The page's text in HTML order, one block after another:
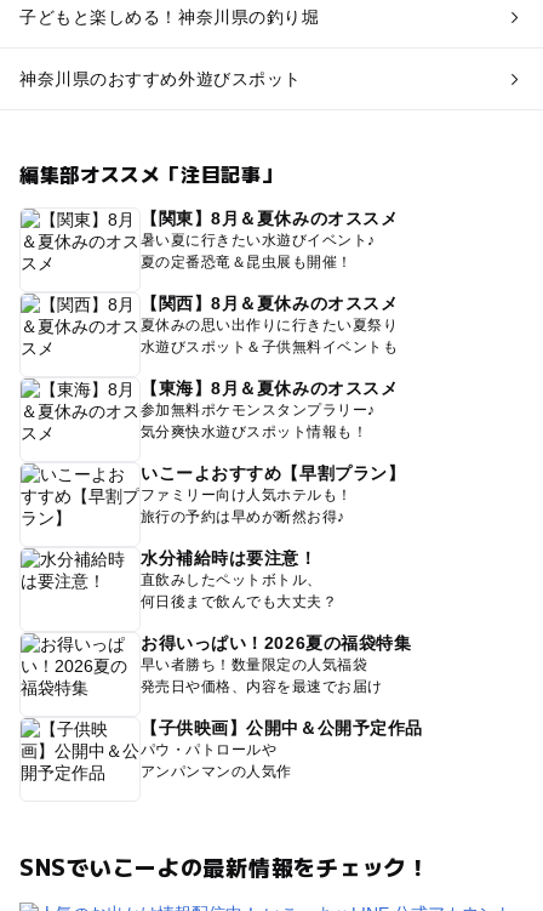
子どもと楽しめる！神奈川県の釣り堀
神奈川県のおすすめ外遊びスポット
編集部オススメ「注目記事」
【関東】8月＆夏休みのオススメ
暑い夏に行きたい水遊びイベント♪
夏の定番恐竜＆昆虫展も開催！
【関西】8月＆夏休みのオススメ
夏休みの思い出作りに行きたい夏祭り
水遊びスポット＆子供無料イベントも
【東海】8月＆夏休みのオススメ
参加無料ポケモンスタンプラリー♪
気分爽快水遊びスポット情報も！
いこーよおすすめ【早割プラン】
ファミリー向け人気ホテルも！
旅行の予約は早めが断然お得♪
水分補給時は要注意！
直飲みしたペットボトル、
何日後まで飲んでも大丈夫？
お得いっぱい！2026夏の福袋特集
早い者勝ち！数量限定の人気福袋
発売日や価格、内容を最速でお届け
【子供映画】公開中＆公開予定作品
パウ・パトロールや
アンパンマンの人気作
SNSでいこーよの最新情報をチェック！